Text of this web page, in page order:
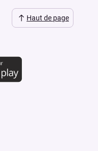
Haut de page